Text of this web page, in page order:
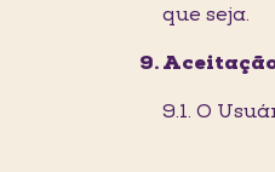
que seja.
Aceitação
9.1. O